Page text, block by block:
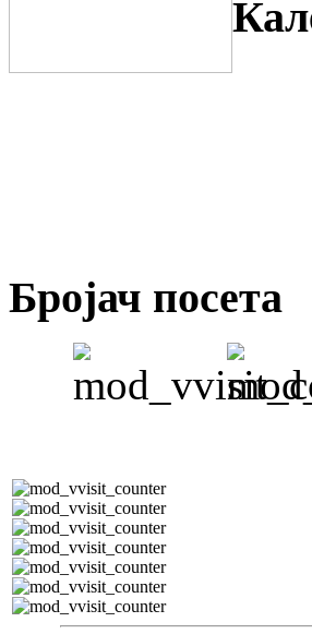
Бројач посета